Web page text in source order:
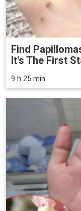
Find
It's The First
9 h 25 min